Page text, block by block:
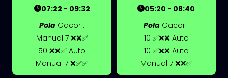
07:22 - 09:32
Pola Gacor :
Manual 7 ❌❌✅
50 ❌❌✅ Auto
Manual 7 ❌✅✅
05:20 - 08:40
Pola Gacor :
10 ✅❌❌ Auto
10 ✅❌❌ Auto
Manual 7 ❌❌✅